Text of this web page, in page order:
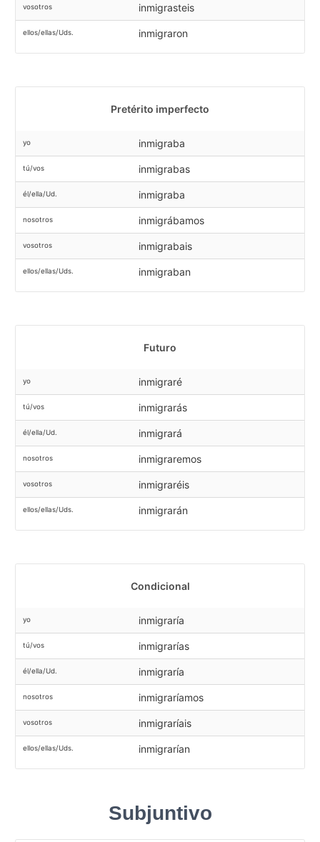
vosotros inmigrasteis
ellos/ellas/Uds. inmigraron
Pretérito imperfecto
yo inmigraba
tú/vos inmigrabas
él/ella/Ud. inmigraba
nosotros inmigrábamos
vosotros inmigrabais
ellos/ellas/Uds. inmigraban
Futuro
yo inmigraré
tú/vos inmigrarás
él/ella/Ud. inmigrará
nosotros inmigraremos
vosotros inmigraréis
ellos/ellas/Uds. inmigrarán
Condicional
yo inmigraría
tú/vos inmigrarías
él/ella/Ud. inmigraría
nosotros inmigraríamos
vosotros inmigraríais
ellos/ellas/Uds. inmigrarían
Subjuntivo